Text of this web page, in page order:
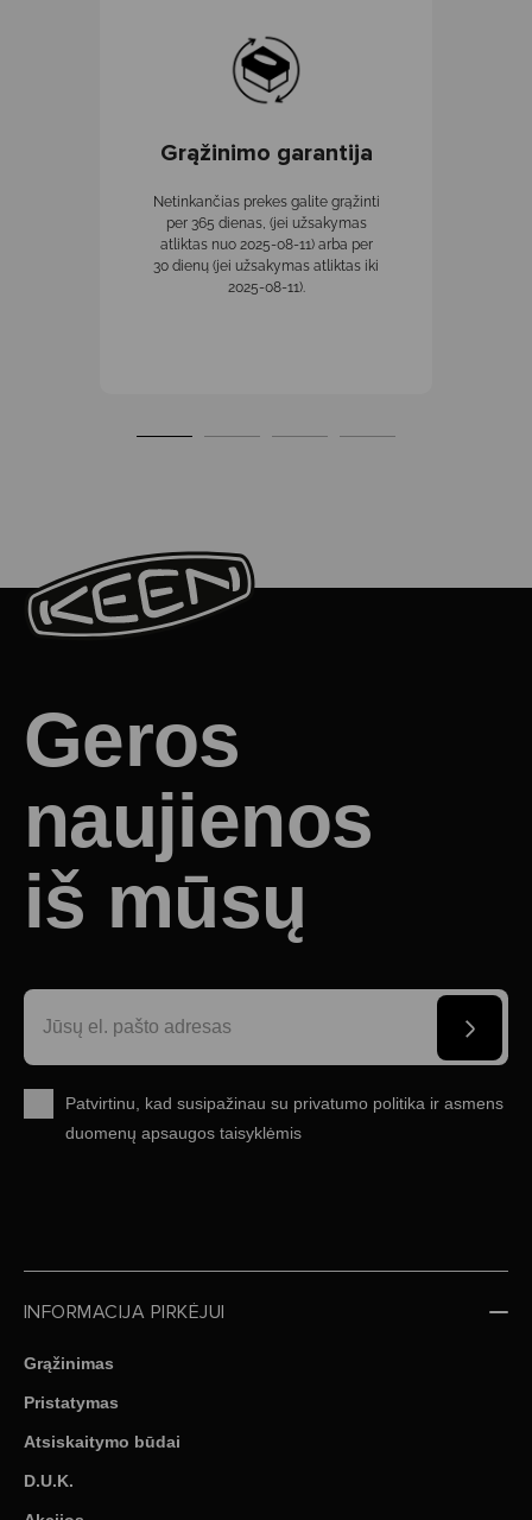
Grąžinimo garantija
Netinkančias prekes galite grąžinti
per 365 dienas, (jei užsakymas
atliktas nuo 2025-08-11) arba per
30 dienų (jei užsakymas atliktas iki
2025-08-11).
Geros
naujienos
iš mūsų
Patvirtinu, kad susipažinau su privatumo politika ir asmens
duomenų apsaugos taisyklėmis
INFORMACIJA PIRKĖJUI
Grąžinimas
Pristatymas
Atsiskaitymo būdai
D.U.K.